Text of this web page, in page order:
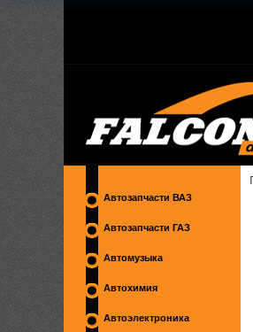
Автозапчасти ВАЗ
Автозапчасти ГАЗ
Автомузыка
Автохимия
Автоэлектроника